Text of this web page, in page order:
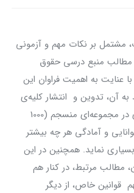
مشتمل بر نکات مهم و آزمونی
مطالب منبع درسی حقوق
به اهمیت فراوان این
آن، تدوین و انتشار کلیه‌ی
این مطالب به طور خلاصه و نکته‌ای در مجموعه‌ای منسجم (1000
و آمادگی هر چه بیشتر
نماید. همچنین در این
مطالب مرتبط، در کنار هم
قوانین خاص، از دیگر